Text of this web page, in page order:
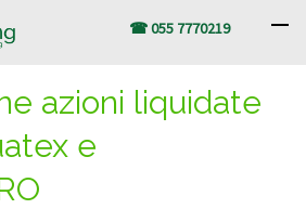
☎ 055 7770219
azioni liquidate
e